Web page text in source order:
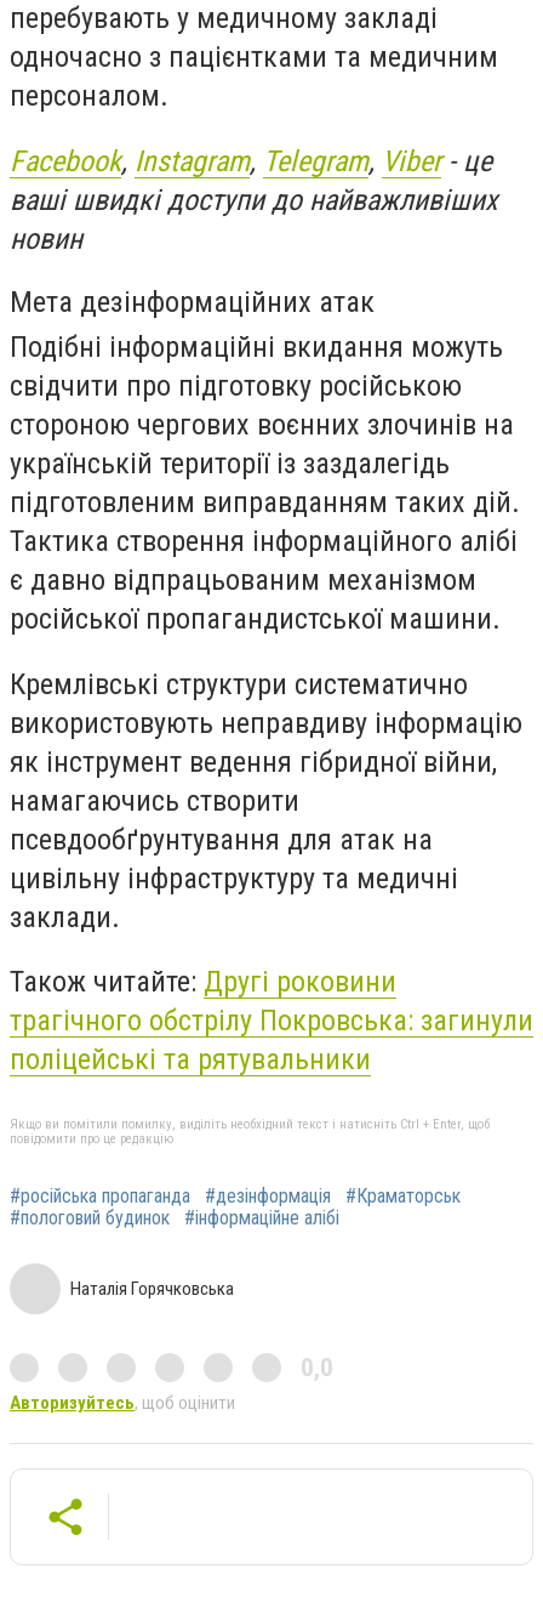
перебувають у медичному закладі
одночасно з пацієнтками та медичним
персоналом.
Facebook, Instagram, Telegram, Viber- це
ваші швидкі доступи до найважливіших
новин
Мета дезінформаційних атак
Подібні інформаційні вкидання можуть
свідчити про підготовку російською
стороною чергових воєнних злочинів на
українській території із заздалегідь
підготовленим виправданням таких дій.
Тактика створення інформаційного алібі
є давно відпрацьованим механізмом
російської пропагандистської машини.
Кремлівські структури систематично
використовують неправдиву інформацію
як інструмент ведення гібридної війни,
намагаючись створити
псевдообґрунтування для атак на
цивільну інфраструктуру та медичні
заклади.
Також читайте: Другі роковини
трагічного обстрілу Покровська: загинули
поліцейські та рятувальники
Якщо ви помітили помилку, виділіть необхідний текст і натисніть Ctrl + Enter, щоб
повідомити про це редакцію
#російська пропаганда #дезінформація
#Краматорськ
#пологовий будинок
#інформаційне алібі
Наталія Горячковська
0,0
Авторизуйтесь, щоб оцінити